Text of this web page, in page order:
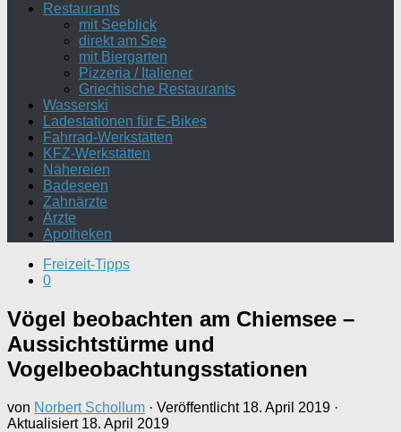
Restaurants
mit Seeblick
direkt am See
mit Biergarten
Pizzeria / Italiener
Griechische Restaurants
Wasserski
Ladestationen für E-Bikes
Fahrrad-Werkstätten
KFZ-Werkstätten
Nähereien
Badeseen
Zahnärzte
Ärzte
Apotheken
Freizeit-Tipps
0
Vögel beobachten am Chiemsee –
Aussichtstürme und
Vogelbeobachtungsstationen
von Norbert Schollum · Veröffentlicht 18. April 2019 ·
Aktualisiert 18. April 2019